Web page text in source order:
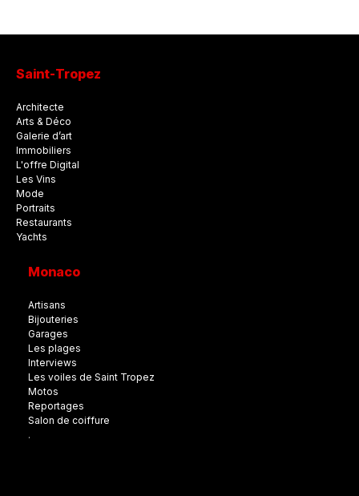
Saint-Tropez
Architecte
Arts & Déco
Galerie d’art
Immobiliers
L'offre Digital
Les Vins
Mode
Portraits
Restaurants
Yachts
Monaco
Artisans
Bijouteries
Garages
Les plages
Interviews
Les voiles de Saint Tropez
Motos
Reportages
Salon de coiffure
.